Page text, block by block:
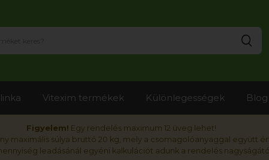
Figyelem! Egy rendelés maximum 12 üveg lehet!
maximális súlya bruttó 20 kg, mely a csomagolóanyaggal együtt
leadásánál egyéni kalkulációt adunk a rendelés
Vitexim termékek Különlegességek Blog